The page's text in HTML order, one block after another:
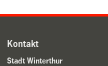
Kontakt
Stadt Winterthur